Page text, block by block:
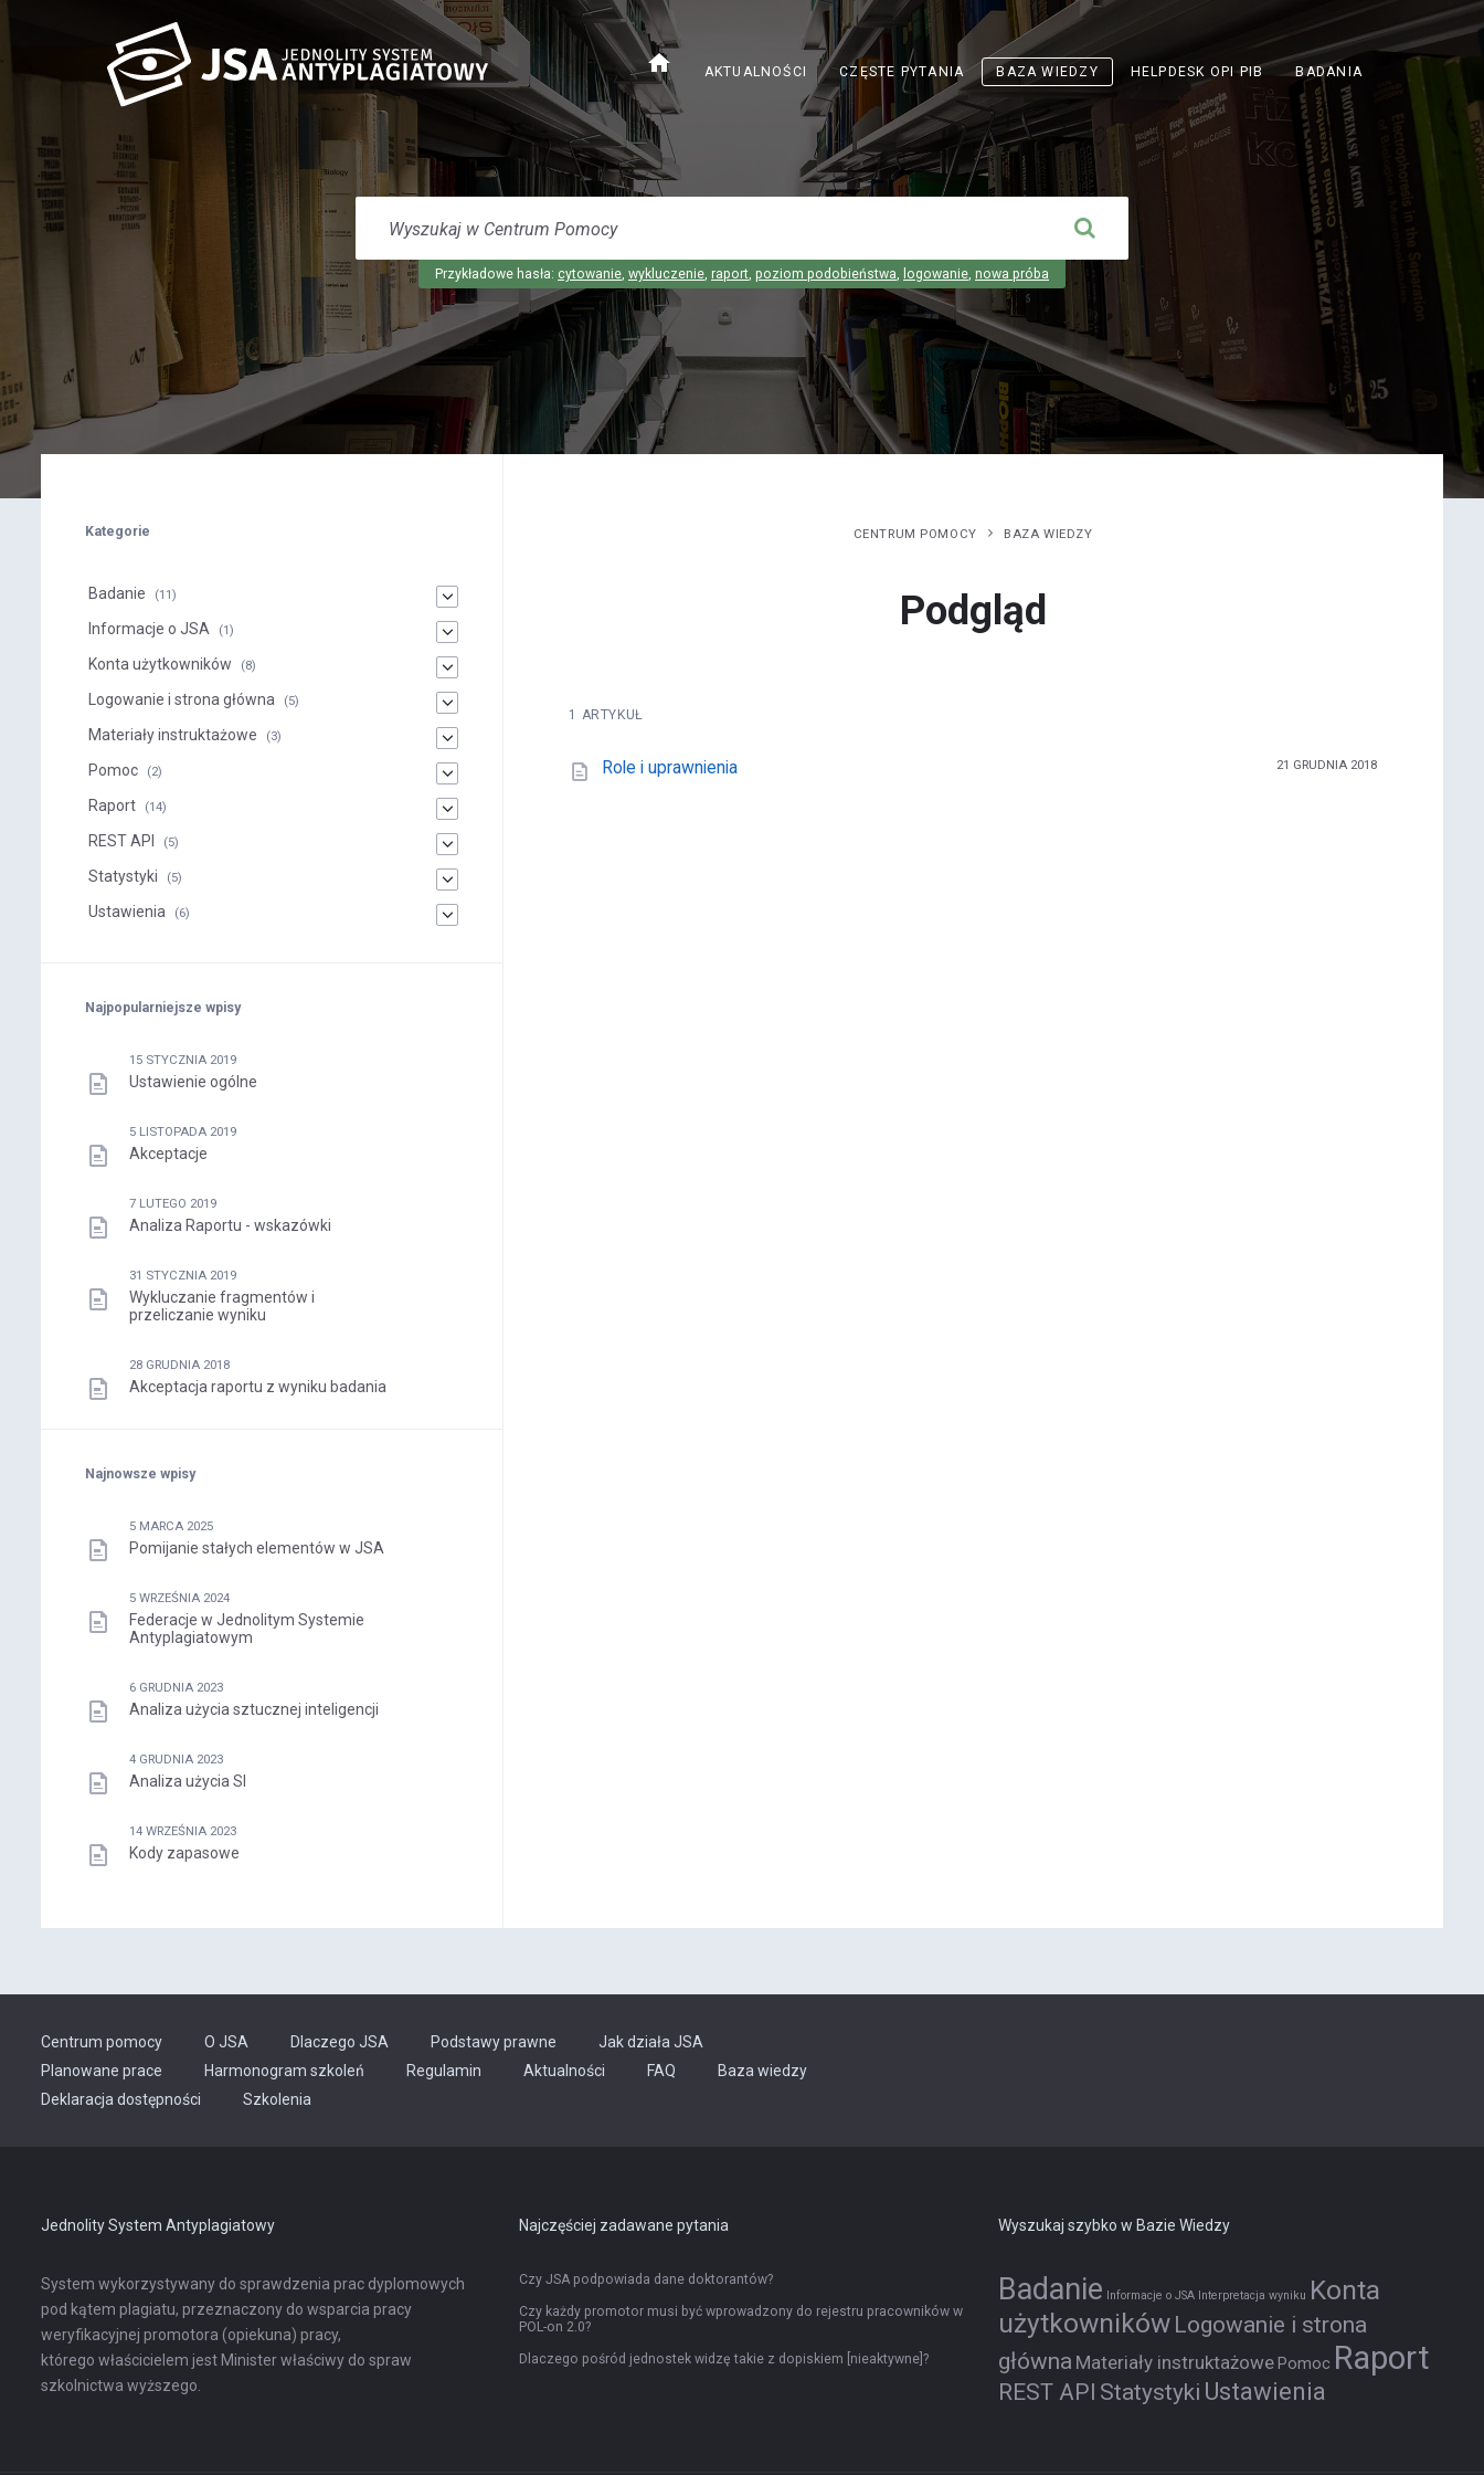
home AKTUALNOŚCI CZĘSTE PYTANIA BAZA WIEDZY HELPDESK OPI PIBODNOŚNIK
OTWIERA
SIĘ
W
NOWEJ
KARCIE
BADANIA
WYSZUKAJ
CENTRUM
Przykładowe hasła: cytowanie, wykluczenie, raport, poziom podobieństwa, logowanie, nowa próba
CENTRUM POMOCY BAZA WIEDZY
Podgląd
1 ARTYKUŁ
Role i uprawnienia 21 GRUDNIA 2018
Kategorie
Badanie (11)
Informacje o JSA (1)
Konta użytkowników (8)
Logowanie i strona główna (5)
Materiały instruktażowe (3)
Pomoc (2)
Raport (14)
REST API (5)
Statystyki (5)
Ustawienia (6)
Najpopularniejsze wpisy
15 STYCZNIA 2019
Ustawienie ogólne
5 LISTOPADA 2019
Akceptacje
7 LUTEGO 2019
Analiza Raportu - wskazówki
31 STYCZNIA 2019
Wykluczanie fragmentów i
przeliczanie wyniku
28 GRUDNIA 2018
Akceptacja raportu z wyniku badania
Najnowsze wpisy
5 MARCA 2025
Pomijanie stałych elementów w JSA
5 WRZEŚNIA 2024
Federacje w Jednolitym Systemie
Antyplagiatowym
6 GRUDNIA 2023
Analiza użycia sztucznej inteligencji
4 GRUDNIA 2023
Analiza użycia SI
14 WRZEŚNIA 2023
Kody zapasowe
Centrum pomocy O JSA Dlaczego JSA Podstawy prawne
Jak działa JSA
Planowane prace
Harmonogram szkoleń Regulamin Aktualności FAQ
Baza wiedzy
Deklaracja dostępności
Szkolenia
Jednolity System Antyplagiatowy
System wykorzystywany do sprawdzenia prac dyplomowych
pod kątem plagiatu, przeznaczony do wsparcia pracy
weryfikacyjnej promotora (opiekuna) pracy,
którego właścicielem jest Minister właściwy do spraw
szkolnictwa wyższego.
Najczęściej zadawane pytania
Czy JSA podpowiada dane doktorantów?
Czy każdy promotor musi być wprowadzony do rejestru pracowników w
POL-on 2.0?
Dlaczego pośród jednostek widzę takie z dopiskiem [nieaktywne]?
Wyszukaj szybko w Bazie Wiedzy
Badanie Informacje o JSA Interpretacja wyniku Konta
użytkowników Logowanie i strona
główna Materiały instruktażowe Pomoc Raport
REST API Statystyki Ustawienia